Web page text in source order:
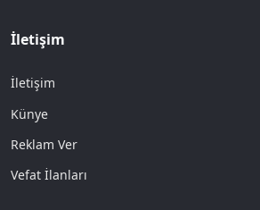
İletişim
İletişim
Künye
Reklam Ver
Vefat İlanları